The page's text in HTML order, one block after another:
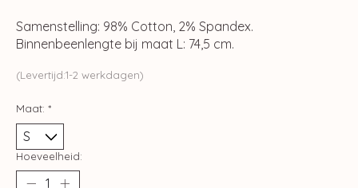
Samenstelling: 98% Cotton, 2% Spandex.
Binnenbeenlengte bij maat L: 74,5 cm.
(Levertijd:1-2 werkdagen)
Maat: *
Hoeveelheid: